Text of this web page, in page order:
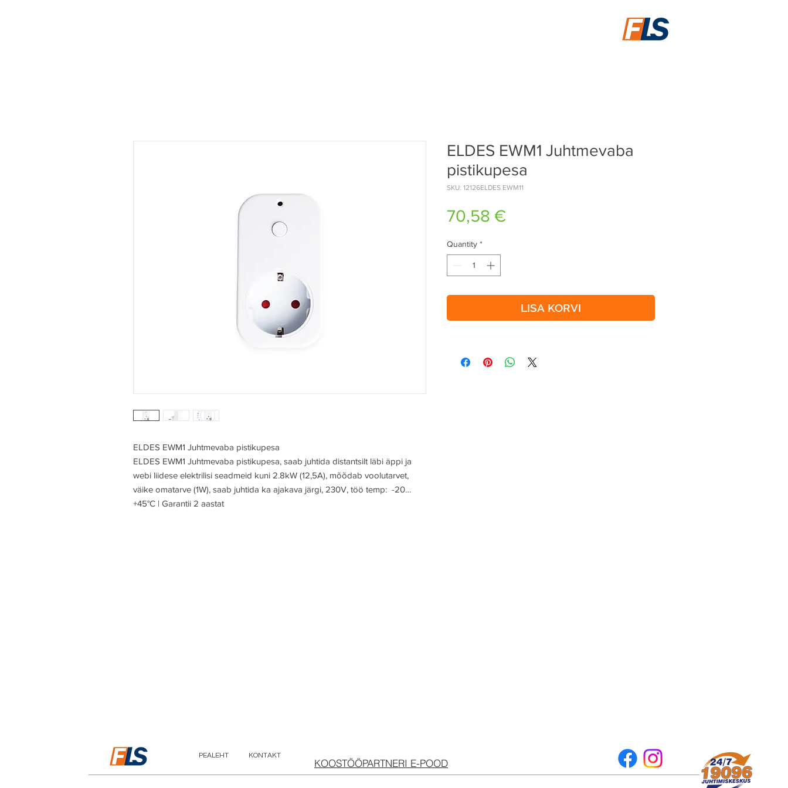
ELDES EWM1 Juhtmevaba pistikupesa
ELDES EWM1 Juhtmevaba pistikupesa, saab juhtida distantsilt läbi äppi ja
webi liidese elektrilisi seadmeid kuni 2.8kW (12,5A), mõõdab voolutarvet,
väike omatarve (1W), saab juhtida ka ajakava järgi, 230V, töö temp: -20…
+45°C | Garantii 2 aastat
ELDES EWM1 Juhtmevaba
pistikupesa
SKU: 12126ELDES EWM11
70,58 €Price
Quantity *
LISA KORVI
KONTAKT
PEALEHT
KOOSTÖÖPARTNERI E-POOD